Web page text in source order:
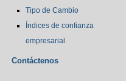
Tipo de Cambio
Índices de confianza
empresarial
Contáctenos